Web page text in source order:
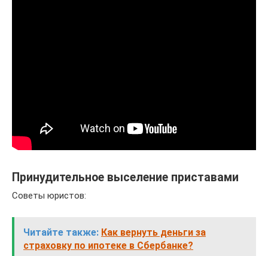
Принудительное выселение приставами
Советы юристов:
Читайте также: Как вернуть деньги за
страховку по ипотеке в Сбербанке?